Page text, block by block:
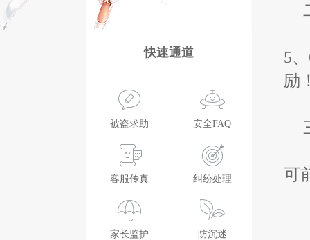
快速通道
被盗求助 安全FAQ
客服传真 纠纷处理
家长监护 防沉迷
5
励
可